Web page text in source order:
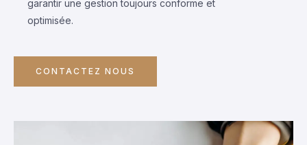
garantir une gestion toujours conforme et
optimisée.
CONTACTEZ NOUS